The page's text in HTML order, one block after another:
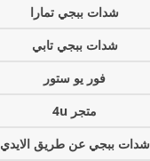
شدات ببجي تمارا
شدات ببجي تابي
فور يو ستور
متجر 4u
شدات ببجي عن طريق الايدي